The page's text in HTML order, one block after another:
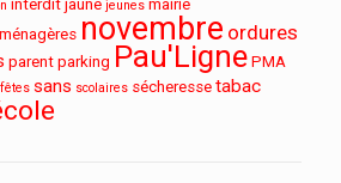
interdit jaune jeunes mairie
ménagères novembre ordures
parent parking Pau'Ligne PMA
sans scolaires sécheresse tabac